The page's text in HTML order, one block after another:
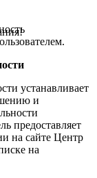
устанавливает
и
предоставляет
на сайте Центр
на